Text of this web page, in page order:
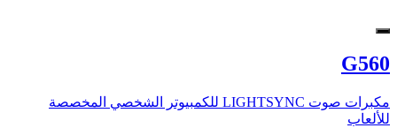
G560
مكبرات صوت LIGHTSYNC للكمبيوتر الشخصي المخصصة
للألعاب